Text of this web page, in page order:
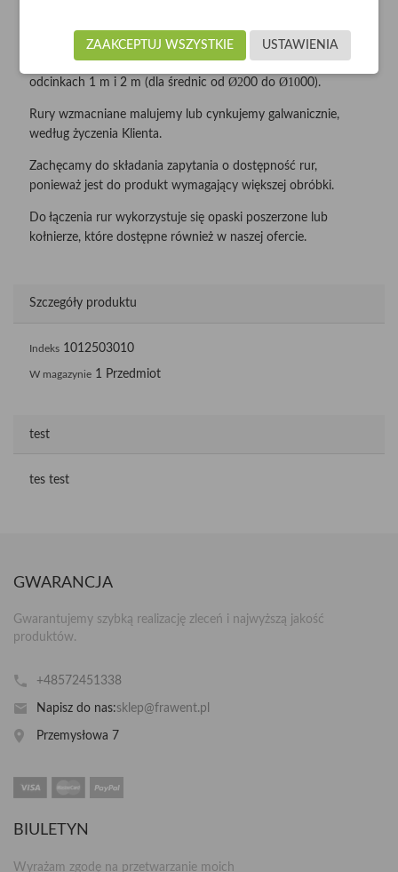
(dla średnic odØ300 doØ1000).
Natomiast rury o grubości blachy 3 mm produkujemy w
odcinkach 1 m i 2 m (dla średnic od Ø200 do Ø1000).
Rury wzmacniane malujemy lub cynkujemy galwanicznie,
według życzenia Klienta.
Zachęcamy do składania zapytania o dostępność rur,
ponieważ jest do produkt wymagający większej obróbki.
Do łączenia rur wykorzystuje się opaski poszerzone lub
kołnierze, które dostępne również w naszej ofercie.
Szczegóły produktu
Indeks 1012503010
W magazynie 1 Przedmiot
test
tes test
GWARANCJA
Gwarantujemy szybką realizację zleceń i najwyższą jakość
produktów.
+48572451338
Napisz do nas:sklep@frawent.pl
Przemysłowa 7
BIULETYN
Wyrażam zgodę na przetwarzanie moich
USTAWIENIA
ZAAKCEPTUJ WSZYSTKIE